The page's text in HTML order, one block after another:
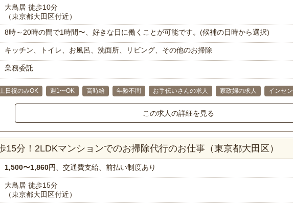
大鳥居 徒歩10分
（東京都大田区付近）
8時～20時の間で1時間〜、好きな日に働くことが可能です。(候補の日時から選択)
キッチン、トイレ、お風呂、洗面所、リビング、その他のお掃除
業務委託
日祝のみOK 週1〜OK 高時給 年齢不問 お手伝いさんの求人 家政婦の求人 インセ
この求人の詳細を見る
15分！2LDKマンションでのお掃除代行のお仕事（東京都大田区）
1,500〜1,860円 、交通費支給、前払い制度あり
大鳥居 徒歩15分
（東京都大田区付近）